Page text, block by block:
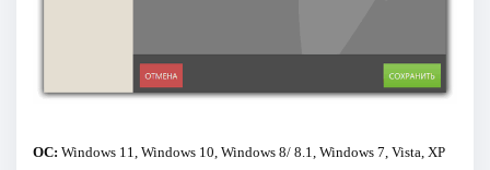
ОС: Windows 11, Windows 10, Windows 8/ 8.1, Windows 7, Vista, XP